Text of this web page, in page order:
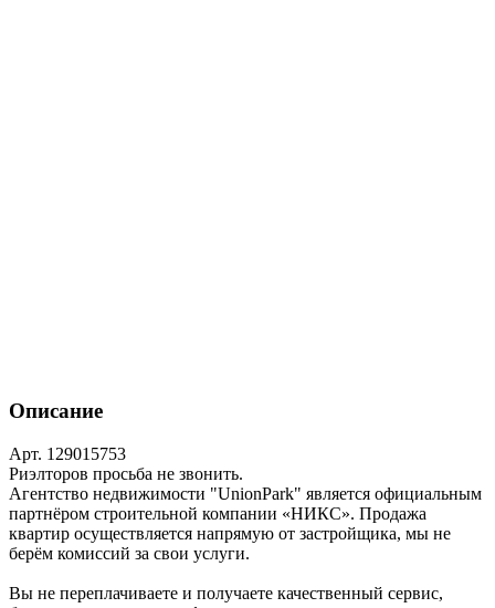
Описание
Арт. 129015753
Риэлторов просьба не звонить.
Агентство недвижимости "UnionPark" является официальным
партнёром строительной компании «НИКС». Продажа
квартир осуществляется напрямую от застройщика, мы не
берём комиссий за свои услуги.
Вы не переплачиваете и получаете качественный сервис,